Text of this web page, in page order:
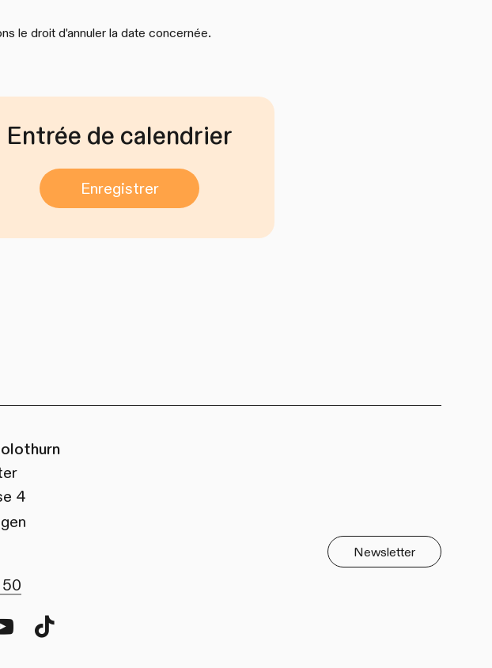
le droit d'annuler la date concernée.
Entrée de calendrier
Enregistrer
4
Newsletter